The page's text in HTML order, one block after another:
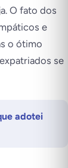
O fato dos
e
o ótimo
se
adotei